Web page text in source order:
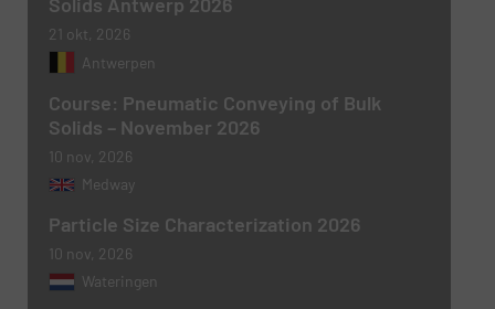
nieuwsbrieven.
CAPTCHA
VERSTUREN
21 okt, 2026
Antwerpen
Course: Pneumatic Conveying of Bulk
Solids – November 2026
10 nov, 2026
Medway
Particle Size Characterization 2026
10 nov, 2026
Wateringen